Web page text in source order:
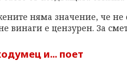
няма значение, че не
винаги е цензурен. За
и... поет